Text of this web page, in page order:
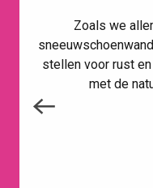
Zoals we
stellen voor rust
met de